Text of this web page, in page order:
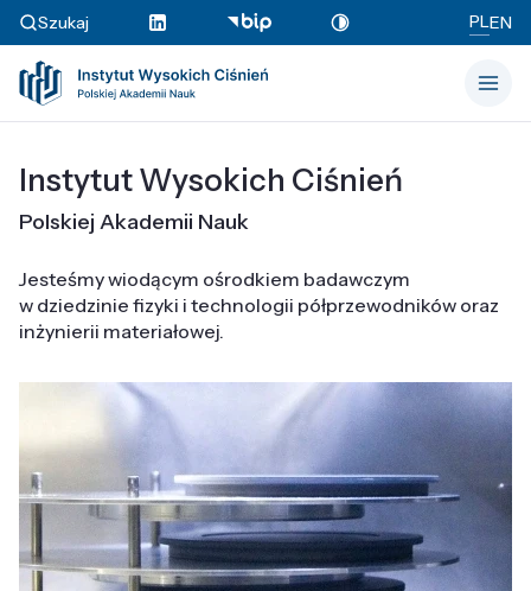
Szukaj PLEN
Instytut Wysokich Ciśnień
Polskiej Akademii Nauk
Jesteśmy wiodącym ośrodkiem badawczym
w dziedzinie fizyki i technologii półprzewodników oraz
inżynierii materiałowej.